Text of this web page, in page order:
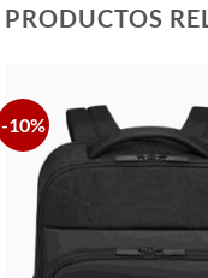
PRODUCTOS
-10%